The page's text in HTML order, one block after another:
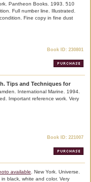
Pantheon Books. 1993. 510
Full number line. Illustrated.
Fine copy in fine dust
Book ID: 230801
Tips and Techniques for
International Marine. 1994.
Important reference work. Very
Book ID: 221007
available . New York. Universe.
black, white and color. Very